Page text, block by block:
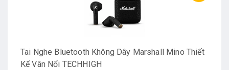
Tai Nghe Bluetooth Không Dây Marshall Mino Thiết
Kế Vân Nổi TECHHIGH